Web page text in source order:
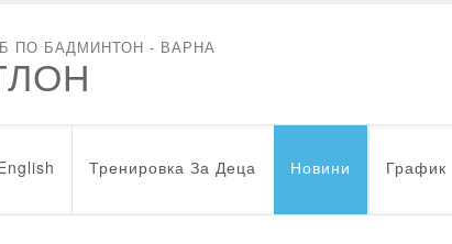
ПО БАДМИНТОН - ВАРНА
Тренировка За Деца Новини График